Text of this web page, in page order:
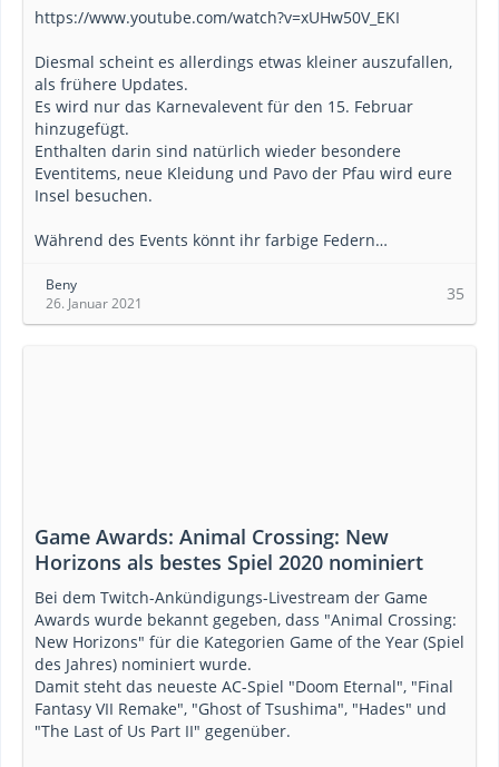
https://www.youtube.com/watch?v=xUHw50V_EKI
Diesmal scheint es allerdings etwas kleiner auszufallen,
als frühere Updates.
Es wird nur das Karnevalevent für den 15. Februar
hinzugefügt.
Enthalten darin sind natürlich wieder besondere
Eventitems, neue Kleidung und Pavo der Pfau wird eure
Insel besuchen.
Während des Events könnt ihr farbige Federn…
Beny
26. Januar 2021
35
Game Awards: Animal Crossing: New
Horizons als bestes Spiel 2020 nominiert
Bei dem Twitch-Ankündigungs-Livestream der Game
Awards wurde bekannt gegeben, dass "Animal Crossing:
New Horizons" für die Kategorien Game of the Year (Spiel
des Jahres) nominiert wurde.
Damit steht das neueste AC-Spiel "Doom Eternal", "Final
Fantasy VII Remake", "Ghost of Tsushima", "Hades" und
"The Last of Us Part II" gegenüber.